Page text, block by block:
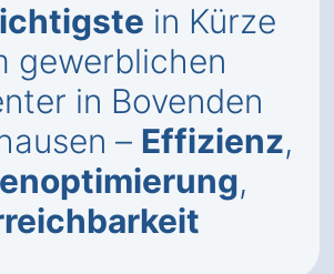
in Kürze
gewerblichen
in Bovenden
– Effizienz,
,